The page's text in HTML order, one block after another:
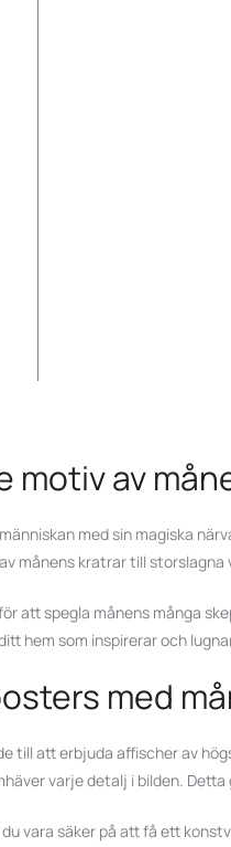
motiv av
med sin magiska
månens kratrar till storslagna
att spegla månens många
hem som inspirerar och
med
till att erbjuda affischer av
varje detalj i bilden.
vara säker på att få ett